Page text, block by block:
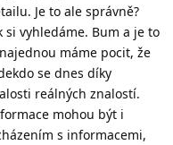
Je to ale správně?
si vyhledáme. Bum a je to
máme pocit, že
se dnes díky
reálných znalostí.
mohou být i
s informacemi,